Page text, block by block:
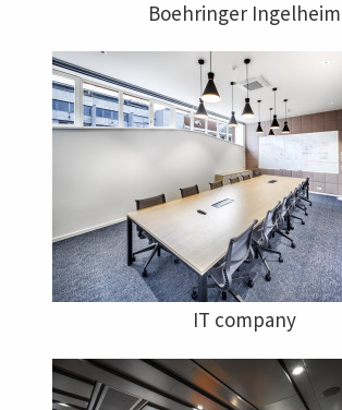
Boehringer Ingelheim
IT company